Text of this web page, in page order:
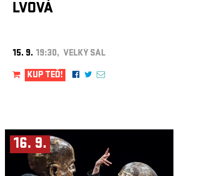
Foto: Lars Opstad
LVOVÁ
15. 9. 19:30, VELKÝ SÁL
KUP TEĎ!
16. 9.